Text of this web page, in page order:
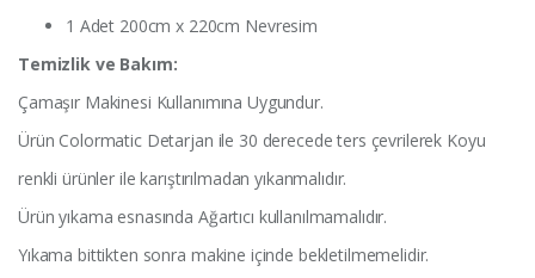
1 Adet 200cm x 220cm Nevresim
Temizlik ve Bakım:
Çamaşır Makinesi Kullanımına Uygundur.
Ürün Colormatic Detarjan ile 30 derecede ters çevrilerek Koyu
renkli ürünler ile karıştırılmadan yıkanmalıdır.
Ürün yıkama esnasında Ağartıcı kullanılmamalıdır.
Yıkama bittikten sonra makine içinde bekletilmemelidir.